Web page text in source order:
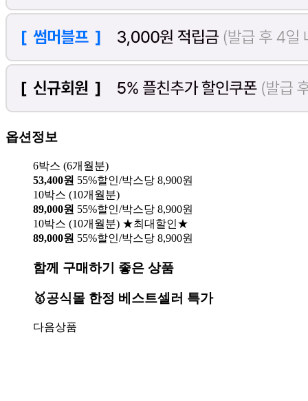
옵션정보
6박스 (6개월분)
53,400원 55%할인/박스당 8,900원
10박스 (10개월분)
89,000원 55%할인/박스당 8,900원
10박스 (10개월분) ★최대할인★
89,000원 55%할인/박스당 8,900원
함께 구매하기 좋은 상품
🥇공식몰 한정 베스트셀러 특가
다음상품